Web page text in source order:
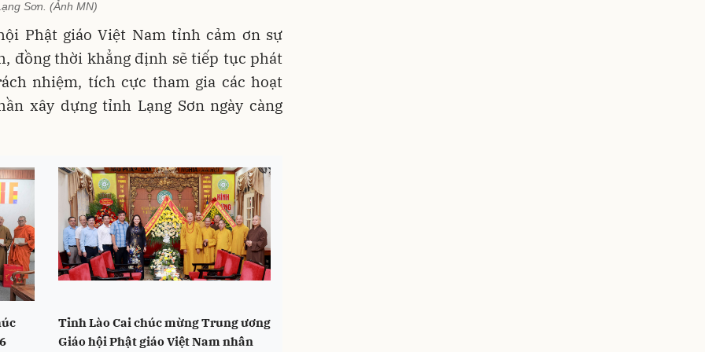
Sơn. (Ảnh MN)
Phật giáo Việt Nam tỉnh cảm ơn sự
đồng thời khẳng định sẽ tiếp tục phát
nhiệm, tích cực tham gia các hoạt
xây dựng tỉnh Lạng Sơn ngày càng
Tỉnh Lào Cai chúc mừng Trung ương
Giáo hội Phật giáo Việt Nam nhân